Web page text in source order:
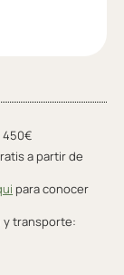
450€
a partir de
para conocer
y transporte: